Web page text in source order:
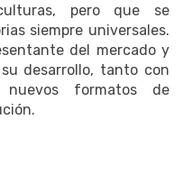
pero que se
siempre universales.
del mercado y
desarrollo, tanto con
nuevos formatos de